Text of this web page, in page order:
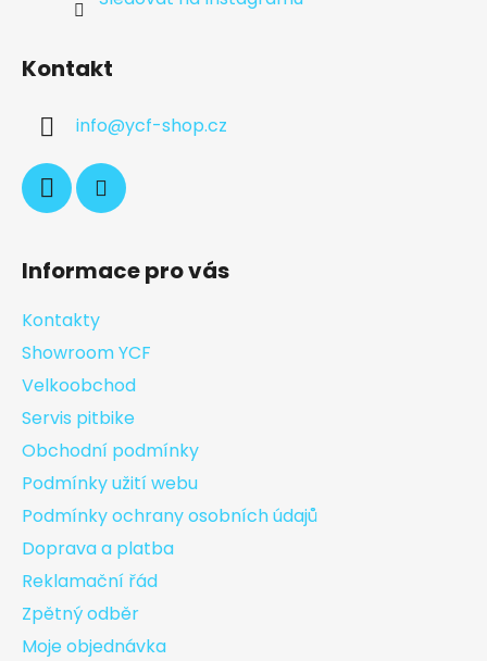
Kontakt
info@ycf-shop.cz
Informace pro vás
Kontakty
Showroom YCF
Velkoobchod
Servis pitbike
Obchodní podmínky
Podmínky užití webu
Podmínky ochrany osobních údajů
Doprava a platba
Reklamační řád
Zpětný odběr
Moje objednávka